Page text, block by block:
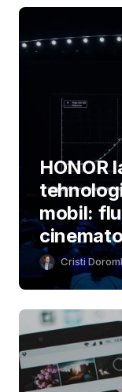
HONOR
mobil:
Cristi